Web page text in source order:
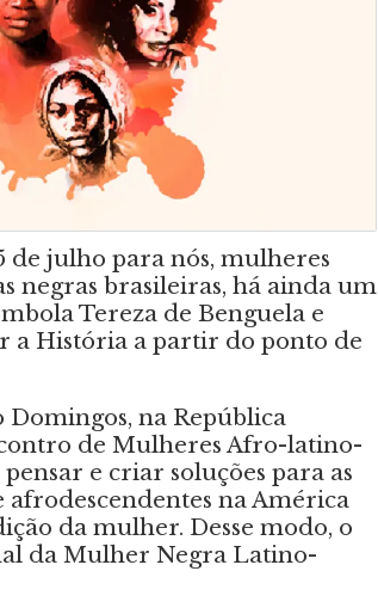
de julho para nós, mulheres
negras brasileiras, há ainda um
Tereza de Benguela e
a História a partir do ponto de
na República
de Mulheres Afro-latino-
e criar soluções para as
afrodescendentes na América
da mulher. Desse modo, o
da Mulher Negra Latino-